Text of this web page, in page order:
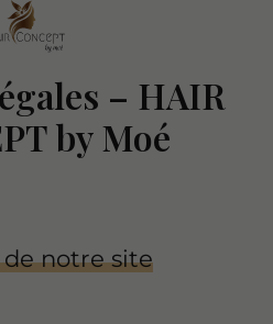
– HAIR
by Moé
notre site